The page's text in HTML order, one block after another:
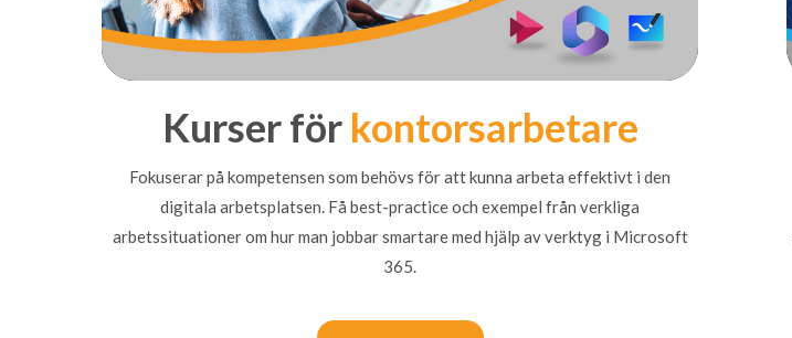
Kurser för kontorsarbetare
Fokuserar på kompetensen som behövs för att kunna arbeta effektivt i den
digitala arbetsplatsen. Få best-practice och exempel från verkliga
arbetssituationer om hur man jobbar smartare med hjälp av verktyg i Microsoft
365.